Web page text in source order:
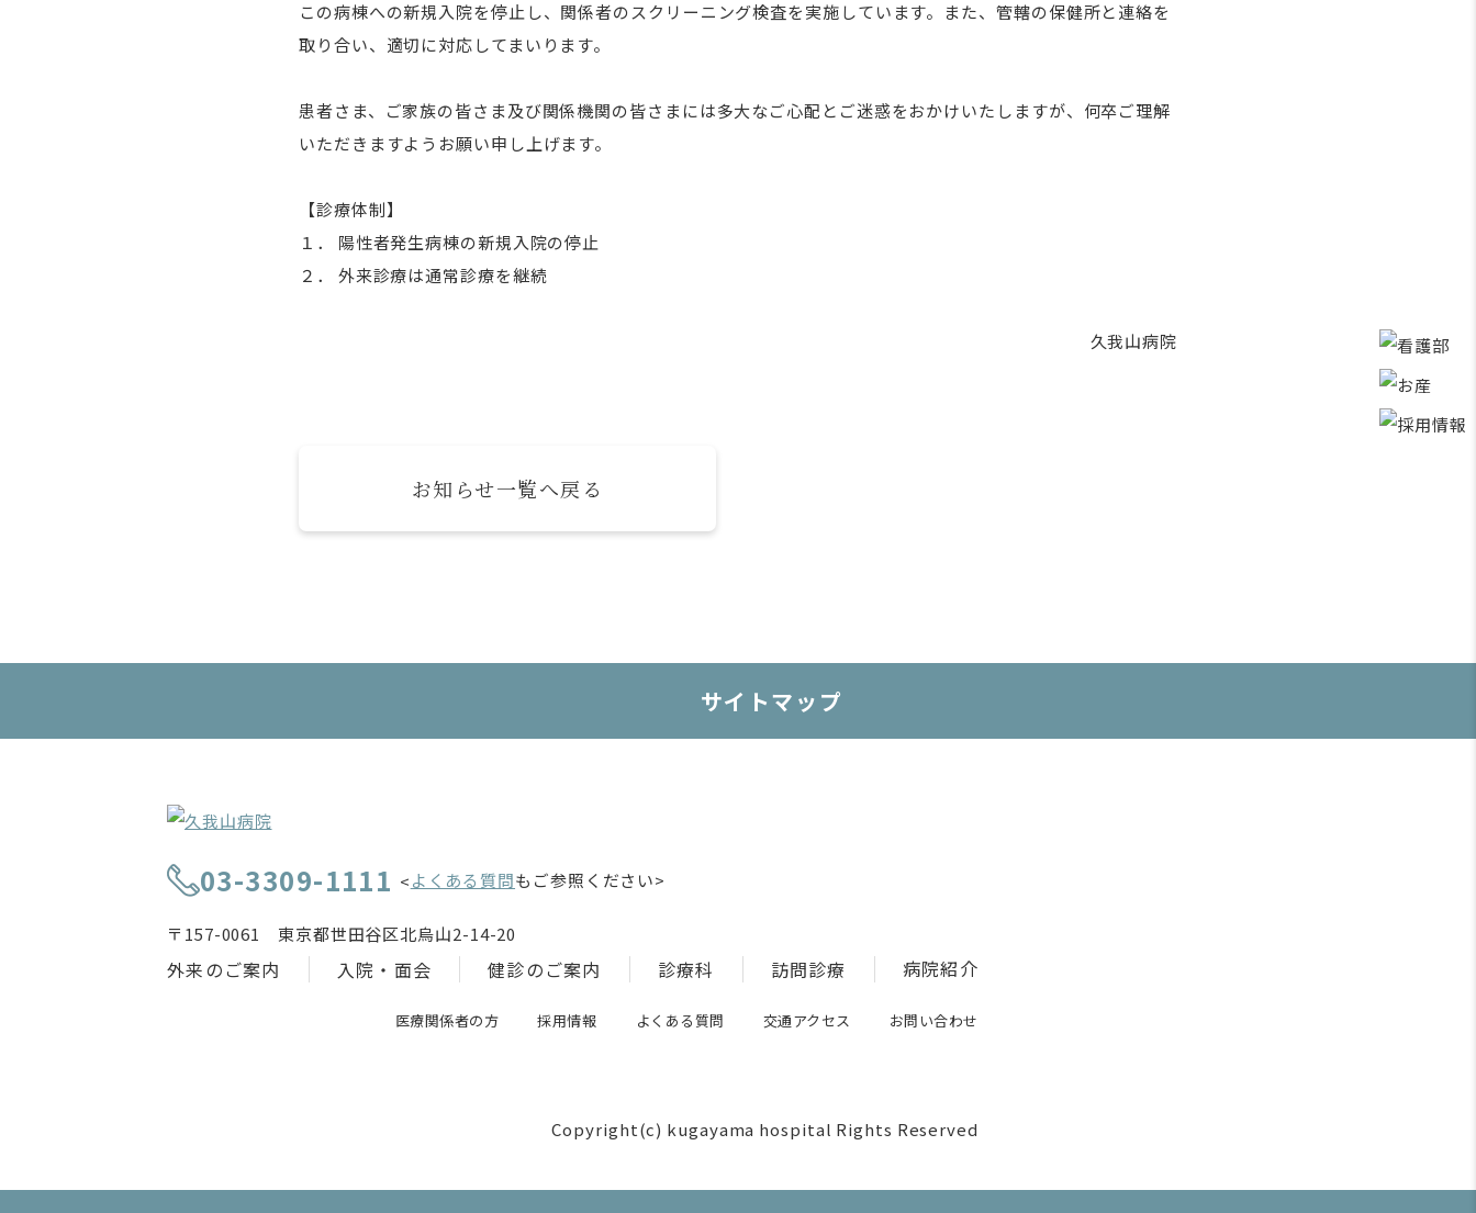
この病棟への新規入院を停止し、関係者のスクリーニング検査を実施しています。また、管轄の保健所と連絡を
取り合い、適切に対応してまいります。
患者さま、ご家族の皆さま及び関係機関の皆さまには多大なご心配とご迷惑をおかけいたしますが、何卒ご理解
いただきますようお願い申し上げます。
【診療体制】
１． 陽性者発生病棟の新規入院の停止
２． 外来診療は通常診療を継続
久我山病院
お知らせ一覧へ戻る
サイトマップ
03-3309-1111 <よくある質問もご参照ください>
〒157-0061 東京都世田谷区北烏山2-14-20
外来のご案内 入院・面会 健診のご案内 診療科 訪問診療 病院紹介
医療関係者の方 採用情報 よくある質問 交通アクセス お問い合わせ
Copyright(c) kugayama hospital Rights Reserved